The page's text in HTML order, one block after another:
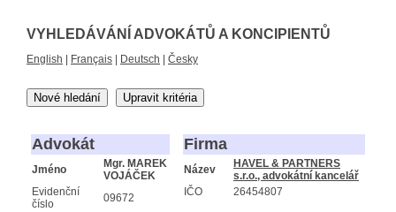
VYHLEDÁVÁNÍ ADVOKÁTŮ A KONCIPIENTŮ
English Français Deutsch Česky
Nové hledání Upravit kritéria
Advokát
Jméno
Mgr. MAREK
VOJÁČEK
Evidenční
číslo
09672
Firma
Název
HAVEL & PARTNERS
s.r.o., advokátní kancelář
IČO
26454807